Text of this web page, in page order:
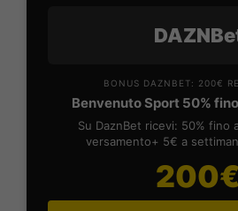
BONUS DAZNBET: 200€
Benvenuto Sport 50%
Su DaznBet ricevi: 50% fino
versamento+ 5€ a
200€